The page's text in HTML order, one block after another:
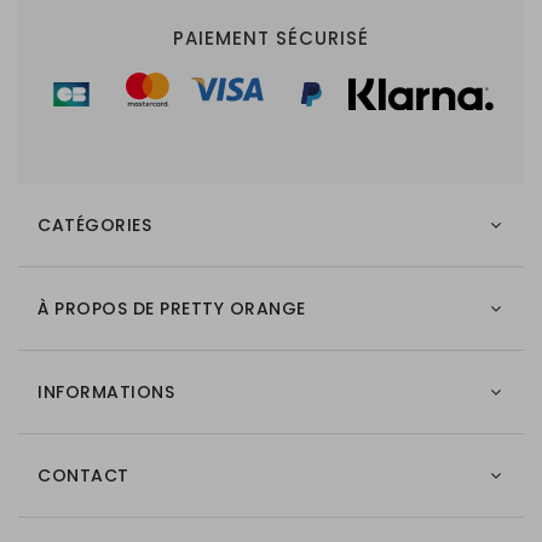
PAIEMENT SÉCURISÉ
CATÉGORIES
À PROPOS DE PRETTY ORANGE
INFORMATIONS
CONTACT